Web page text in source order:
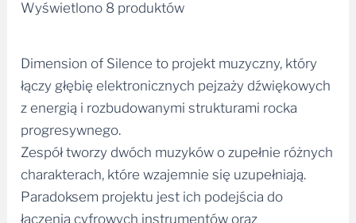
Wyświetlono 8 produktów
Dimension of Silence to projekt muzyczny, który
łączy głębię elektronicznych pejzaży dźwiękowych
z energią i rozbudowanymi strukturami rocka
progresywnego.
Zespół tworzy dwóch muzyków o zupełnie różnych
charakterach, które wzajemnie się uzupełniają.
Paradoksem projektu jest ich podejścia do
łączenia cyfrowych instrumentów oraz